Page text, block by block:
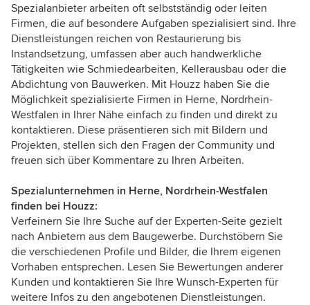
Spezialanbieter arbeiten oft selbstständig oder leiten
Firmen, die auf besondere Aufgaben spezialisiert sind. Ihre
Dienstleistungen reichen von Restaurierung bis
Instandsetzung, umfassen aber auch handwerkliche
Tätigkeiten wie Schmiedearbeiten, Kellerausbau oder die
Abdichtung von Bauwerken. Mit Houzz haben Sie die
Möglichkeit spezialisierte Firmen in Herne, Nordrhein-
Westfalen in Ihrer Nähe einfach zu finden und direkt zu
kontaktieren. Diese präsentieren sich mit Bildern und
Projekten, stellen sich den Fragen der Community und
freuen sich über Kommentare zu Ihren Arbeiten.
Spezialunternehmen in Herne, Nordrhein-Westfalen
finden bei Houzz:
Verfeinern Sie Ihre Suche auf der Experten-Seite gezielt
nach Anbietern aus dem Baugewerbe. Durchstöbern Sie
die verschiedenen Profile und Bilder, die Ihrem eigenen
Vorhaben entsprechen. Lesen Sie Bewertungen anderer
Kunden und kontaktieren Sie Ihre Wunsch-Experten für
weitere Infos zu den angebotenen Dienstleistungen.